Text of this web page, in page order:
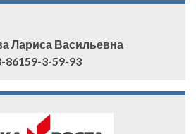
Лариса Васильевна
86159-3-59-93